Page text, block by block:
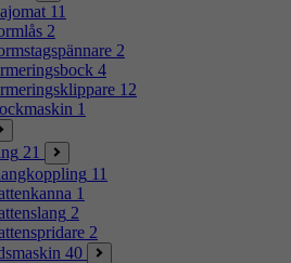
11
2
2
4
12
1
21
11
1
2
2
40